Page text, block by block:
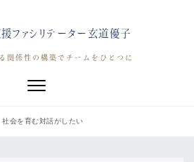
ファシリテーター玄道優子
関係性の構築でチームをひとつに
Toggle navigation
会を育む対話がしたい